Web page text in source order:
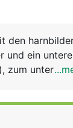
den
und ein
zum unteren